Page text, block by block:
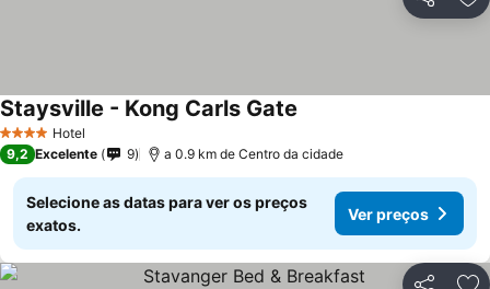
Partilhar
4 EstrelasHotel
Staysville - Kong Carls Gate
9,2 Excelente 9 a 0.9 km de Centro da cidade
Selecione as datas para ver os preços
exatos.
Ver preços